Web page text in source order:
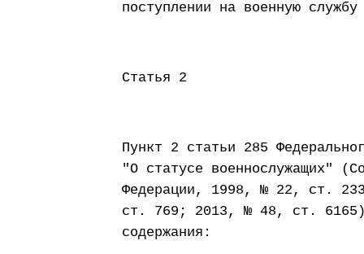
поступлении на военную
Статья 2
Пункт 2 статьи 285
"О статусе военнослужащих"
Федерации, 1998, № 22, ст.
ст. 769; 2013, № 48, ст. 6165)
содержания: